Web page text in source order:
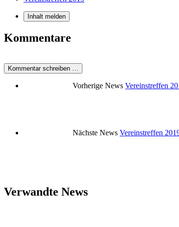
Inhalt melden
Kommentare
Kommentar schreiben …
Vorherige News Vereinstreffen
Nächste News Vereinstreffen
Verwandte News